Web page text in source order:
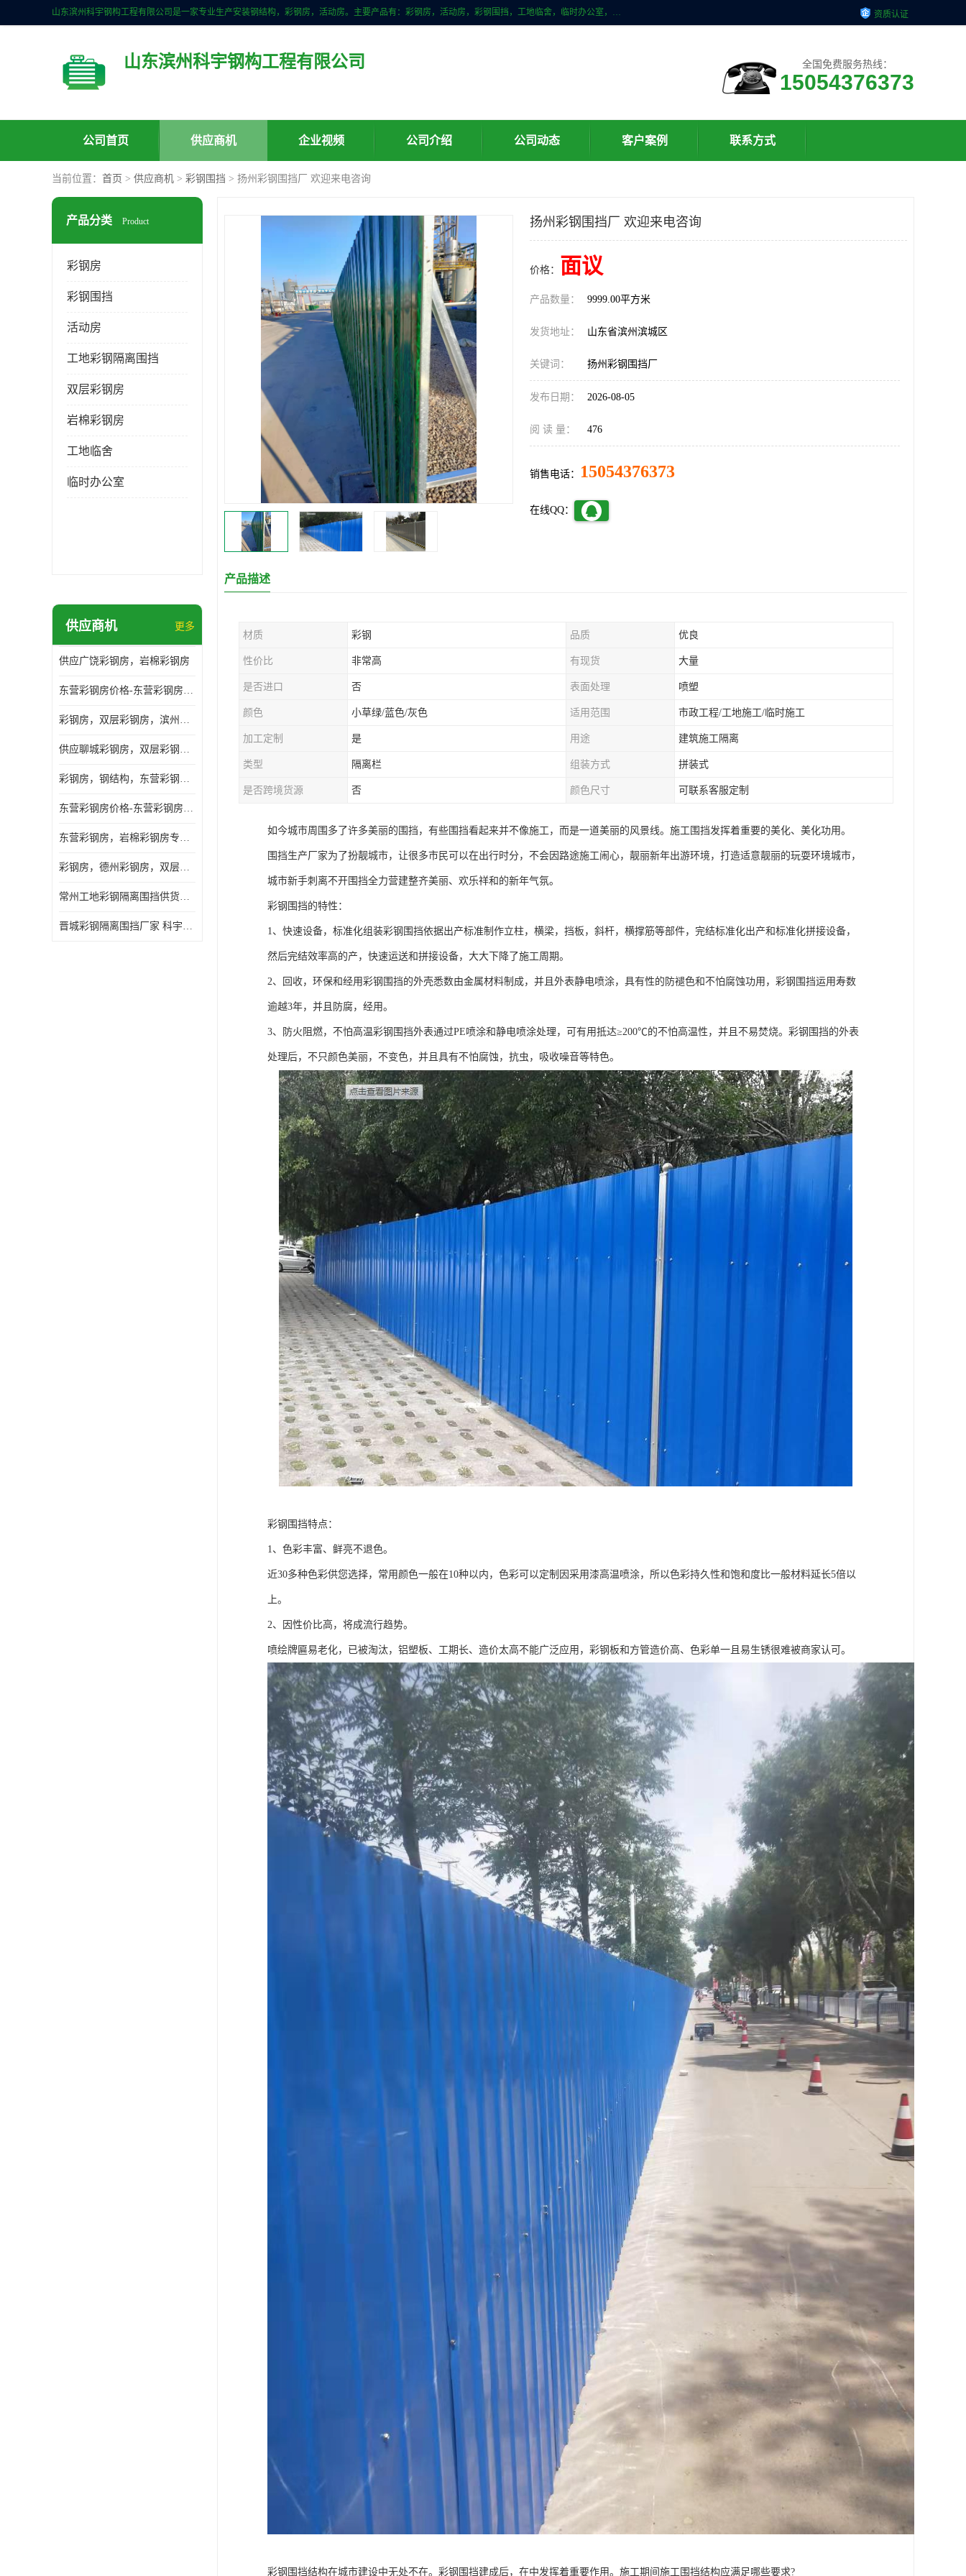
山东滨州科宇钢构工程有限公司是一家专业生产安装钢结构，彩钢房，活动房。主要产品有：彩钢房，活动房，彩钢围挡，工地临舍，临时办公室，民用建筑等生成安装；我们一贯坚持；诚信经营，薄利多销的经营理念。愿与广大的新老客户共创美好未来 资质认证
山东滨州科宇钢构工程有限公司 全国免费服务热线：
15054376373
公司首页 供应商机 企业视频 公司介绍 公司动态 客户案例 联系方式
当前位置： 首页 > 供应商机 > 彩钢围挡 > 扬州彩钢围挡厂 欢迎来电咨询
产品分类 Product
彩钢房
彩钢围挡
活动房
工地彩钢隔离围挡
双层彩钢房
岩棉彩钢房
工地临舍
临时办公室
供应商机 更多
供应广饶彩钢房，岩棉彩钢房
东营彩钢房价格-东营彩钢房厂家-东营防火彩钢房
彩钢房，双层彩钢房，滨州彩钢房，雅致房，轻钢结构
供应聊城彩钢房，双层彩钢房，岩棉彩钢房，彩钢快装房
彩钢房，钢结构，东营彩钢房，双层彩钢房，施工围挡
东营彩钢房价格-东营彩钢房批发
东营彩钢房，岩棉彩钢房专业制作安装
彩钢房，德州彩钢房，双层彩钢房，岩棉彩钢房供应商
常州工地彩钢隔离围挡供货商 科宇钢构工程
晋城彩钢隔离围挡厂家 科宇钢构工程
扬州彩钢围挡厂 欢迎来电咨询
价格： 面议
产品数量： 9999.00平方米
发货地址： 山东省滨州滨城区
关键词： 扬州彩钢围挡厂
发布日期： 2026-08-05
阅 读 量： 476
销售电话： 15054376373
在线QQ：
产品描述
材质 彩钢 品质 优良
性价比 非常高 有现货 大量
是否进口 否 表面处理 喷塑
颜色 小草绿/蓝色/灰色 适用范围 市政工程/工地施工/临时施工
加工定制 是 用途 建筑施工隔离
类型 隔离栏 组装方式 拼装式
是否跨境货源 否 颜色尺寸 可联系客服定制
如今城市周围多了许多美丽的围挡，有些围挡看起来并不像施工，而是一道美丽的风景线。施工围挡发挥着重要的美化、美化功用。
围挡生产厂家为了扮靓城市，让很多市民可以在出行时分，不会因路途施工闹心，靓丽新年出游环境，打造适意靓丽的玩耍环境城市，
城市新手刺离不开围挡全力营建整齐美丽、欢乐祥和的新年气氛。
彩钢围挡的特性：
1、快速设备，标准化组装彩钢围挡依据出产标准制作立柱，横梁，挡板，斜杆，横撑筋等部件，完结标准化出产和标准化拼接设备，
然后完结效率高的产，快速运送和拼接设备，大大下降了施工周期。
2、回收，环保和经用彩钢围挡的外壳悉数由金属材料制成，并且外表静电喷涂，具有性的防褪色和不怕腐蚀功用，彩钢围挡运用寿数
逾越3年，并且防腐，经用。
3、防火阻燃，不怕高温彩钢围挡外表通过PE喷涂和静电喷涂处理，可有用抵达≥200℃的不怕高温性，并且不易焚烧。彩钢围挡的外表
处理后，不只颜色美丽，不变色，并且具有不怕腐蚀，抗虫，吸收噪音等特色。
彩钢围挡特点：
1、色彩丰富、鲜亮不退色。
近30多种色彩供您选择，常用颜色一般在10种以内，色彩可以定制因采用漆高温喷涂，所以色彩持久性和饱和度比一般材料延长5倍以
上。
2、因性价比高，将成流行趋势。
喷绘牌匾易老化，已被淘汰，铝塑板、工期长、造价太高不能广泛应用，彩钢板和方管造价高、色彩单一且易生锈很难被商家认可。
彩钢围挡结构在城市建设中无处不在。彩钢围挡建成后，在中发挥着重要作用。施工期间施工围挡结构应满足哪些要求?